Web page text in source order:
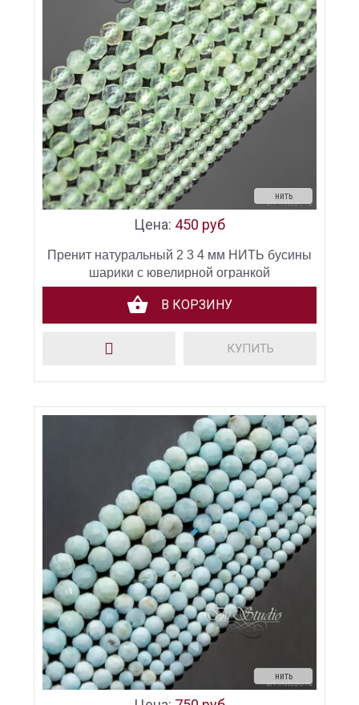
нить
Цена: 450 руб
Пренит натуральный 2 3 4 мм НИТЬ бусины
шарики с ювелирной огранкой
В КОРЗИНУ
КУПИТЬ
нить